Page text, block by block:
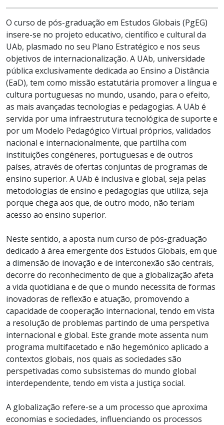
O curso de pós-graduação em Estudos Globais (PgEG)
insere-se no projeto educativo, científico e cultural da
UAb, plasmado no seu Plano Estratégico e nos seus
objetivos de internacionalização. A UAb, universidade
pública exclusivamente dedicada ao Ensino a Distância
(EaD), tem como missão estatutária promover a língua e
cultura portuguesas no mundo, usando, para o efeito,
as mais avançadas tecnologias e pedagogias. A UAb é
servida por uma infraestrutura tecnológica de suporte e
por um Modelo Pedagógico Virtual próprios, validados
nacional e internacionalmente, que partilha com
instituições congéneres, portuguesas e de outros
países, através de ofertas conjuntas de programas de
ensino superior. A UAb é inclusiva e global, seja pelas
metodologias de ensino e pedagogias que utiliza, seja
porque chega aos que, de outro modo, não teriam
acesso ao ensino superior.
Neste sentido, a aposta num curso de pós-graduação
dedicado à área emergente dos Estudos Globais, em que
a dimensão de inovação e de interconexão são centrais,
decorre do reconhecimento de que a globalização afeta
a vida quotidiana e de que o mundo necessita de formas
inovadoras de reflexão e atuação, promovendo a
capacidade de cooperação internacional, tendo em vista
a resolução de problemas partindo de uma perspetiva
internacional e global. Este grande mote assenta num
programa multifacetado e não hegemónico aplicado a
contextos globais, nos quais as sociedades são
perspetivadas como subsistemas do mundo global
interdependente, tendo em vista a justiça social.
A globalização refere-se a um processo que aproxima
economias e sociedades, influenciando os processos